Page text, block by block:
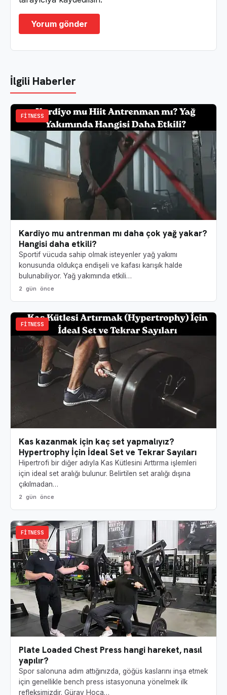
İlgili Haberler
FITNESS
Kardiyo mu antrenman mı daha çok yağ yakar?
Hangisi daha etkili?
Sportif vücuda sahip olmak isteyenler yağ yakımı
konusunda oldukça endişeli ve kafası karışık halde
bulunabiliyor. Yağ yakımında etkili…
2 gün önce
FITNESS
Kas kazanmak için kaç set yapmalıyız?
Hypertrophy İçin İdeal Set ve Tekrar Sayıları
Hipertrofi bir diğer adıyla Kas Kütlesini Arttırma işlemleri
için ideal set aralığı bulunur. Belirtilen set aralığı dışına
çıkılmadan…
2 gün önce
FITNESS
Plate Loaded Chest Press hangi hareket, nasıl
yapılır?
Spor salonuna adım attığınızda, göğüs kaslarını inşa etmek
için genellikle bench press istasyonuna yönelmek ilk
refleksimizdir. Güray Hoca…